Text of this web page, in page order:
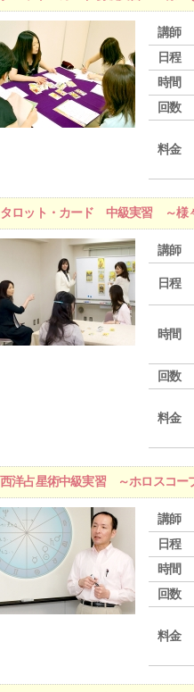
講師
日程
時間
回数
料金
タロット・カード 中級実習 ～様
講師
日程
時間
回数
料金
西洋占星術中級実習 ～ホロスコー
講師
日程
時間
回数
料金